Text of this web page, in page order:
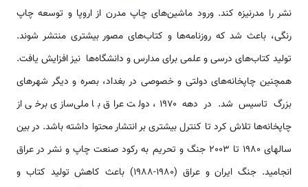
نشر را مدرنیزه کند. ورود ماشین‌های چاپ مدرن از اروپا و توسعه چاپ
رنگی، باعث شد که روزنامه‌ها و کتاب‌های مصور بیشتری منتشر شوند.
تولید کتاب‌های درسی و علمی برای مدارس و دانشگاه‌ها نیز افزایش یافت.
همچنین چاپخانه‌های دولتی و خصوصی در بغداد، بصره و دیگر شهرهای
بزرگ تاسیس شد. در دهه ۱۹۷۰، دولت عراق با ملی‌سازی برخی از
چاپخانه‌ها تلاش کرد تا کنترل بیشتری بر انتشار محتوا داشته باشد. در بین
سالهای 1980 تا 2003 جنگ و تحریم به رکود صنعت چاپ و نشر در عراق
انجامید. جنگ ایران و عراق (۱۹۸۰-۱۹۸۸) باعث کاهش تولید کتاب و